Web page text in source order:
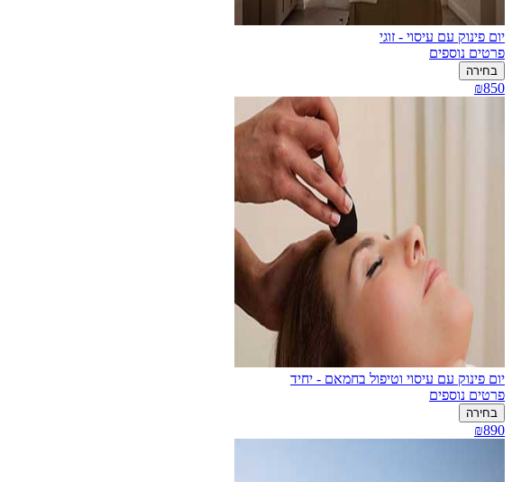
יום פינוק עם עיסוי - זוגי
פרטים נוספים
בחירה
₪850
יום פינוק עם עיסוי וטיפול בחמאם - יחיד
פרטים נוספים
בחירה
₪890